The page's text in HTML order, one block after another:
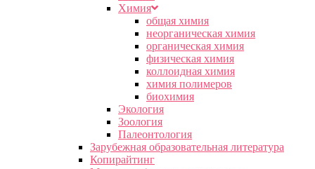
Химия
общая химия
неорганическая химия
органическая химия
физическая химия
коллоидная химия
химия полимеров
биохимия
Экология
Зоология
Палеонтология
Зарубежная образовательная литература
Копирайтинг